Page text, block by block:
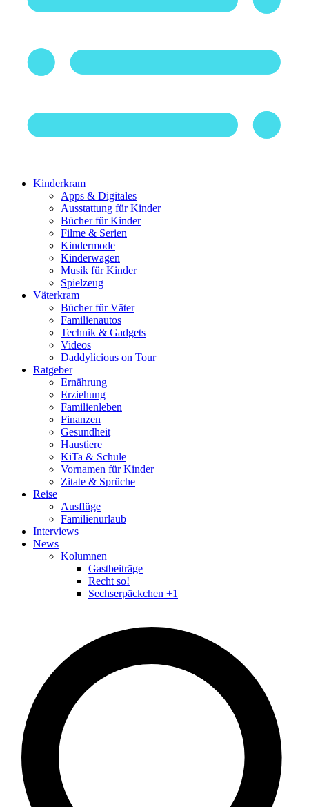
Kinderkram
Apps & Digitales
Ausstattung für Kinder
Bücher für Kinder
Filme & Serien
Kindermode
Kinderwagen
Musik für Kinder
Spielzeug
Väterkram
Bücher für Väter
Familienautos
Technik & Gadgets
Videos
Daddylicious on Tour
Ratgeber
Ernährung
Erziehung
Familienleben
Finanzen
Gesundheit
Haustiere
KiTa & Schule
Vornamen für Kinder
Zitate & Sprüche
Reise
Ausflüge
Familienurlaub
Interviews
News
Kolumnen
Gastbeiträge
Recht so!
Sechserpäckchen +1